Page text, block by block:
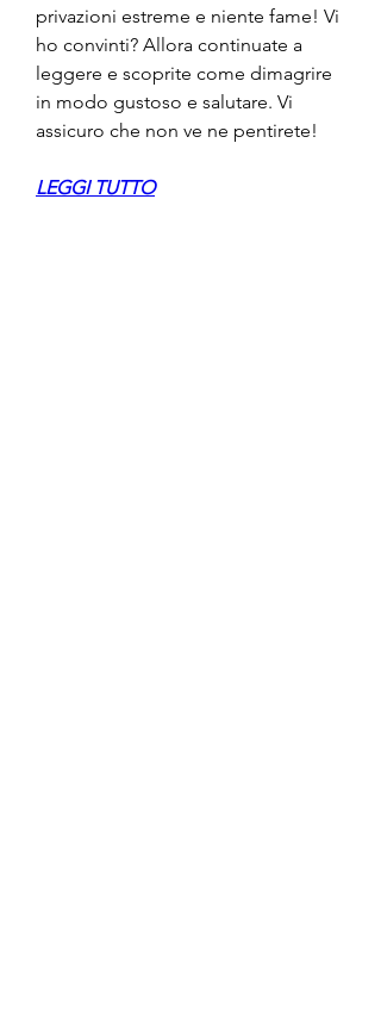
privazioni estreme e niente fame! Vi
ho convinti? Allora continuate a
leggere e scoprite come dimagrire
in modo gustoso e salutare. Vi
assicuro che non ve ne pentirete!
LEGGI TUTTO